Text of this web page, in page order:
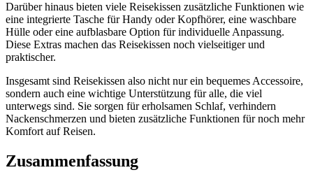
Darüber hinaus bieten viele Reisekissen zusätzliche Funktionen wie
eine integrierte Tasche für Handy oder Kopfhörer, eine waschbare
Hülle oder eine aufblasbare Option für individuelle Anpassung.
Diese Extras machen das Reisekissen noch vielseitiger und
praktischer.
Insgesamt sind Reisekissen also nicht nur ein bequemes Accessoire,
sondern auch eine wichtige Unterstützung für alle, die viel
unterwegs sind. Sie sorgen für erholsamen Schlaf, verhindern
Nackenschmerzen und bieten zusätzliche Funktionen für noch mehr
Komfort auf Reisen.
Zusammenfassung